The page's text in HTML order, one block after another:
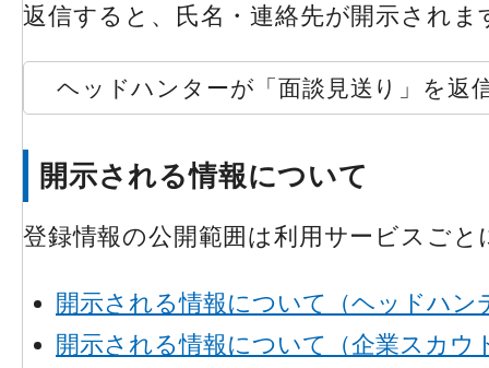
返信すると、氏名・連絡先が開示されま
ヘッドハンターが「面談見送り」を返
開示される情報について
登録情報の公開範囲は利用サービスご
開示される情報について（ヘッドハン
開示される情報について（企業スカウ